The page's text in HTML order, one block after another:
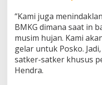
“Kami juga
BMKG dimana saat in
musim hujan. Kami
gelar untuk Posko.
satker-satker khusus
Hendra.